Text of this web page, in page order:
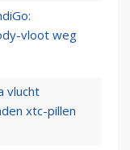
vloot weg
vlucht
xtc-pillen